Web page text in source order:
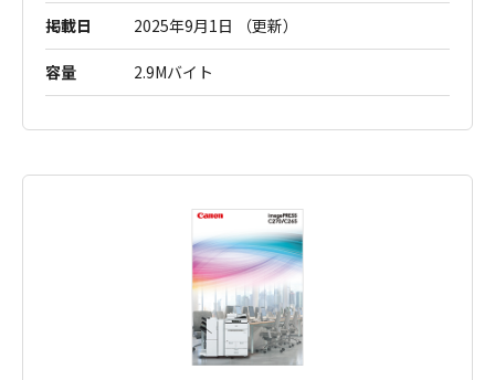
掲載日 2025年9月1日 （更新）
容量 2.9Mバイト